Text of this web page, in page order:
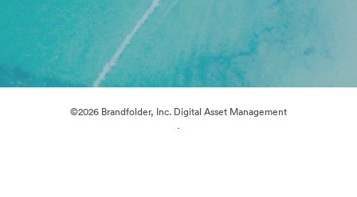
©2026 Brandfolder, Inc. Digital Asset Management
·